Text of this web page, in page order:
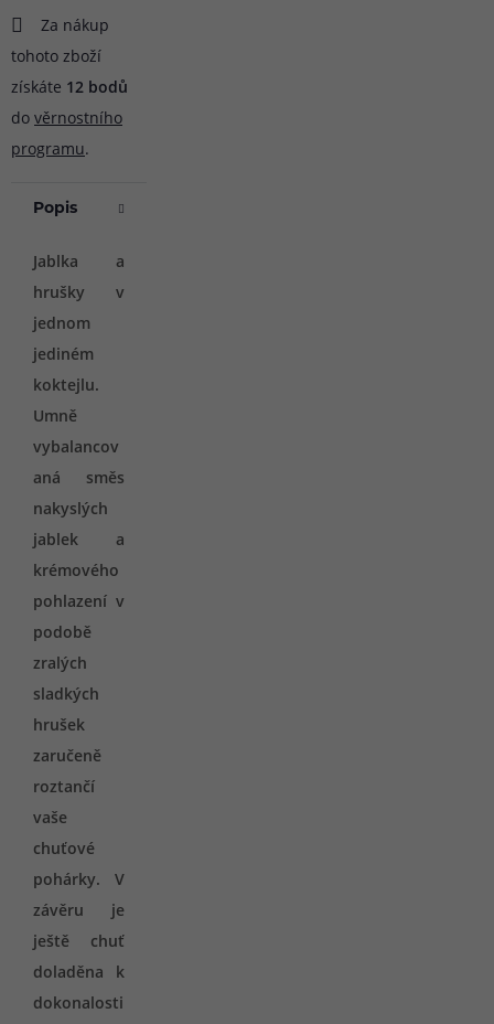
Za nákup
tohoto zboží
získáte 12 bodů
do věrnostního
programu.
Popis
Jablka a
hrušky v
jednom
jediném
koktejlu.
Umně
vybalancov
aná směs
nakyslých
jablek a
krémového
pohlazení v
podobě
zralých
sladkých
hrušek
zaručeně
roztančí
vaše
chuťové
pohárky. V
závěru je
ještě chuť
doladěna k
dokonalosti